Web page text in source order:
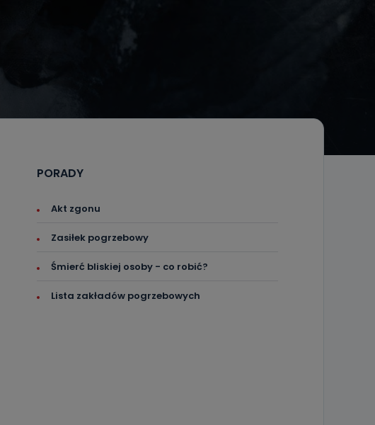
PORADY
Akt zgonu
Zasiłek pogrzebowy
Śmierć bliskiej osoby - co robić?
Lista zakładów pogrzebowych